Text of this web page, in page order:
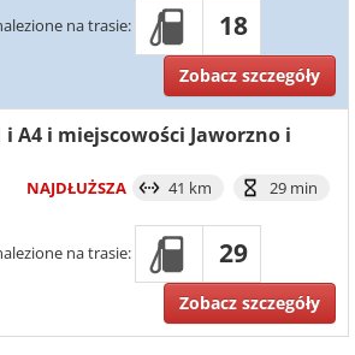
na trasie: 18
Zobacz szczegóły
i A4 i miejscowości Jaworzno i
NAJDŁUŻSZA 41 km 29 min
na trasie: 29
Zobacz szczegóły